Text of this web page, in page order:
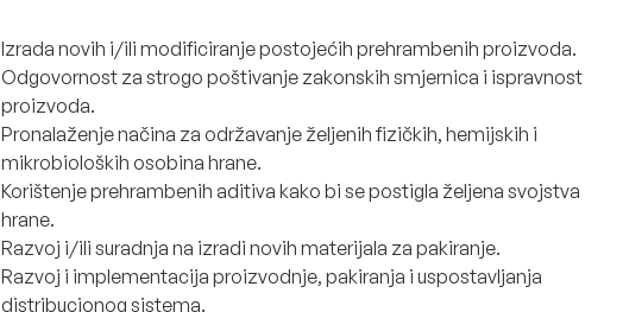
Izrada novih i/ili modificiranje postojećih prehrambenih proizvoda.
Odgovornost za strogo poštivanje zakonskih smjernica i ispravnost
proizvoda.
Pronalaženje načina za održavanje željenih fizičkih, hemijskih i
mikrobioloških osobina hrane.
Korištenje prehrambenih aditiva kako bi se postigla željena svojstva
hrane.
Razvoj i/ili suradnja na izradi novih materijala za pakiranje.
Razvoj i implementacija proizvodnje, pakiranja i uspostavljanja
distribucionog sistema.